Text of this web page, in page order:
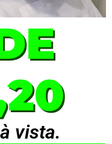
vista.